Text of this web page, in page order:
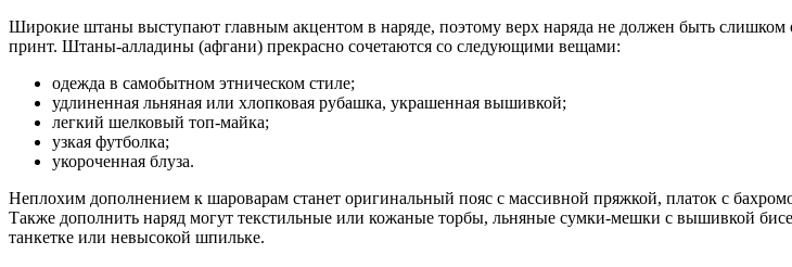
Широкие штаны выступают главным акцентом в наряде, поэтому верх наряда не должен быть
принт. Штаны-алладины (афгани) прекрасно сочетаются со следующими вещами:
одежда в самобытном этническом стиле;
удлиненная льняная или хлопковая рубашка, украшенная вышивкой;
легкий шелковый топ-майка;
узкая футболка;
укороченная блуза.
Неплохим дополнением к шароварам станет оригинальный пояс с массивной пряжкой, платок с
Также дополнить наряд могут текстильные или кожаные торбы, льняные сумки-мешки с вышивкой
танкетке или невысокой шпильке.